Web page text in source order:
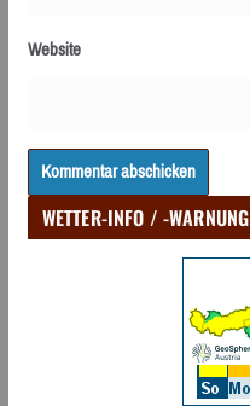
Website
WETTER-INFO / -WARNUNG